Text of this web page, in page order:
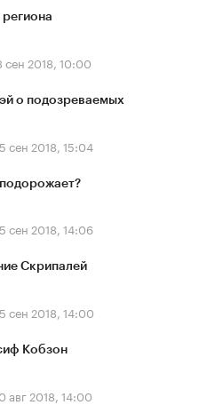
региона
сен 2018, 10:00
о подозреваемых
сен 2018, 15:04
сен 2018, 14:06
Скрипалей
сен 2018, 14:00
Кобзон
авг 2018, 14:00